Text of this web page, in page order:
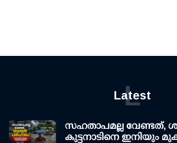
Latest
L
സഹതാപമല്ല വേണ്ടത്,
കുട്ടനാടിനെ ഇനിയും